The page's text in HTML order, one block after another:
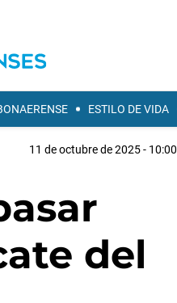
ESTILO DE VIDA
11 de octubre de 2025 - 10:00
del